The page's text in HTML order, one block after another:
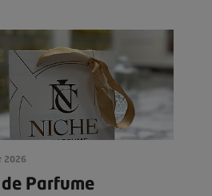
2026
Parfume